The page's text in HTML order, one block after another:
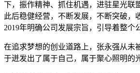
下，振作精神、抓住机遇，进驻星光联
此后稳健经营，不断发展，不断突破，
2019年明确公司发展宗旨，引导着整个
在追求梦想的创业道路上，张永强从未
于迸发出了属于自己，属于聚心照明的